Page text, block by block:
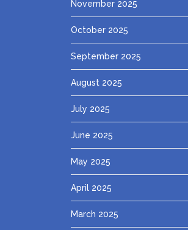
November 2025
October 2025
September 2025
August 2025
July 2025
June 2025
May 2025
April 2025
March 2025